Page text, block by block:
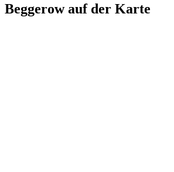
Beggerow auf der Karte